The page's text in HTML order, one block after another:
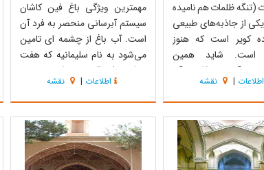
(تنگه ظلمات هم نامیده
از جاذبه‌های طبیعی
کویر است که هنوز
است. شاید همین
بودن آن به جذابیت آن
اما مساله ای که وجود دارد
برای رسیدن به این
یک بلد محلی و مهم‌تر
کسب مجوز از سازمان
اطلاعات | نقشه
مهمترین ویژگی باغ فین کاشان
سیستم آبرسانی منحصر به فرد آن
است. آب باغ از چشمه ای تامین
می‌شود به نام سلیمانیه که هفت
هزار سال قدمت دارد. چشمه
سلیمانیه در ضلع جنوب شرقی باغ
تاریخی فین واقع گردیده و فاصله آن
تا مرکز شهر شش کیلو متر است و در
واقع جزو قنوات است . آب چشمه به
واسطه داش...
اطلاعات | نقشه